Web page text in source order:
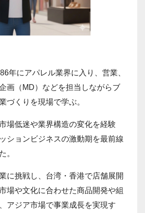
年にアパレル業界に入り、営業、
画（MD）などを担当しながらブ
づくりを現場で学ぶ。
場低迷や業界構造の変化を経験
ションビジネスの激動期を最前線
。
に挑戦し、台湾・香港で店舗展開
場や文化に合わせた商品開発や組
アジア市場で事業成長を実現す